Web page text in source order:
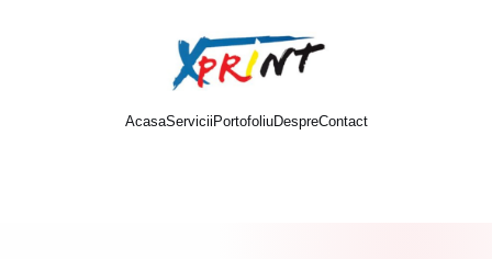
AcasaServicii PortofoliuDespreContact